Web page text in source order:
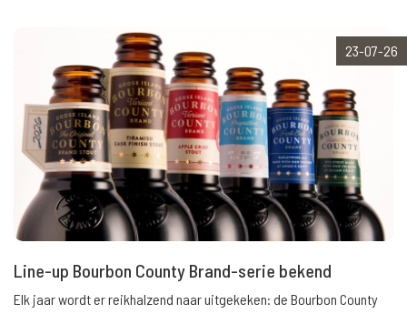
23-07-26
Line-up Bourbon County Brand-serie bekend
Elk jaar wordt er reikhalzend naar uitgekeken: de Bourbon County